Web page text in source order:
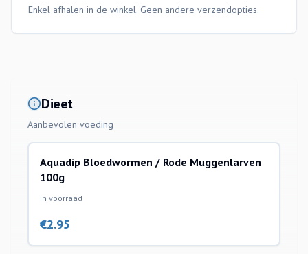
Enkel afhalen in de winkel. Geen andere verzendopties.
Dieet
Aanbevolen voeding
Aquadip Bloedwormen / Rode Muggenlarven
100g
In voorraad
€2.95